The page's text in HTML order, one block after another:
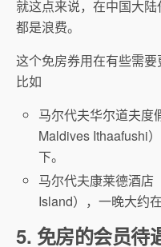
就这点来说，在中国大
都是浪费。
这个免房券用在有些需要
比如
马尔代夫华尔道夫度
Maldives Ithaafushi
下。
马尔代夫康莱德酒店
Island），一晚大约
5. 免房的会员待